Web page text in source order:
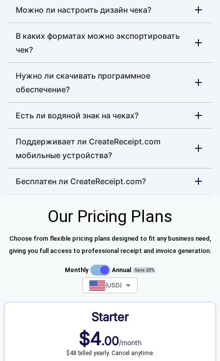
Можно ли настроить дизайн чека?
В каких форматах можно экспортировать
чек?
Нужно ли скачивать программное
обеспечение?
Есть ли водяной знак на чеках?
Поддерживает ли CreateReceipt.com
мобильные устройства?
Бесплатен ли CreateReceipt.com?
Our Pricing Plans
Choose from flexible pricing plans designed to fit any business need,
giving you full access to professional receipt and invoice generation.
Monthly Annual Save 20%
(USD)
Starter
$4.00/month
$48 billed yearly. Cancel anytime.